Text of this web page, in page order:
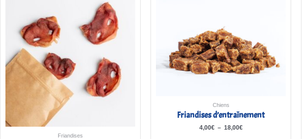
Friandises
Chiens
Friandises d’entraînement
4,00€ – 18,00€